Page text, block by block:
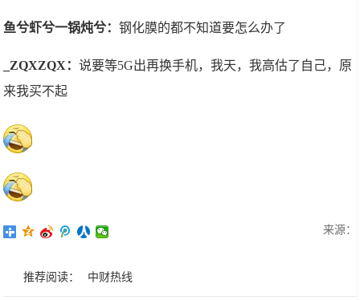
鱼兮虾兮一锅炖兮：钢化膜的都不知道要怎么办了
_ZQXZQX：说要等5G出再换手机，我天，我高估了自己，原
来我买不起
来源：
推荐阅读： 中财热线